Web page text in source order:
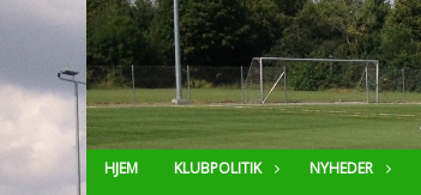
HJEM KLUBPOLITIK NYHEDER